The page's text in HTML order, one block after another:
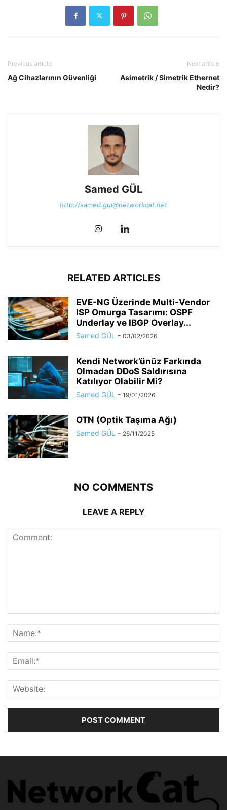
Previous article
Ağ Cihazlarının Güvenliği
Next article
Asimetrik / Simetrik Ethernet
Nedir?
Samed GÜL
http://samed.gul@networkcat.net
RELATED ARTICLES
EVE-NG Üzerinde Multi-Vendor
ISP Omurga Tasarımı: OSPF
Underlay ve IBGP Overlay...
Samed GÜL - 03/02/2026
Kendi Network’ünüz Farkında
Olmadan DDoS Saldırısına
Katılıyor Olabilir Mi?
Samed GÜL - 19/01/2026
OTN (Optik Taşıma Ağı)
Samed GÜL - 26/11/2025
NO COMMENTS
LEAVE A REPLY